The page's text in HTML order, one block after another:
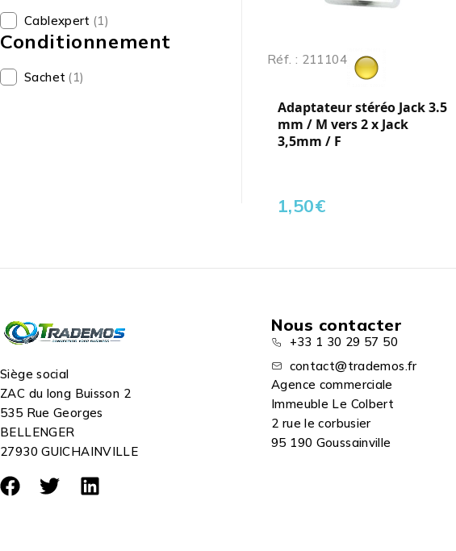
Cablexpert (1)
Conditionnement
Sachet (1)
Réf. : 211104
Adaptateur stéréo Jack 3.5
mm / M vers 2 x Jack
3,5mm / F
1,50€
Siège social
ZAC du long Buisson 2
535 Rue Georges
BELLENGER
27930 GUICHAINVILLE
Nous contacter
+33 1 30 29 57 50
contact@trademos.fr
Agence commerciale
Immeuble Le Colbert
2 rue le corbusier
95 190 Goussainville